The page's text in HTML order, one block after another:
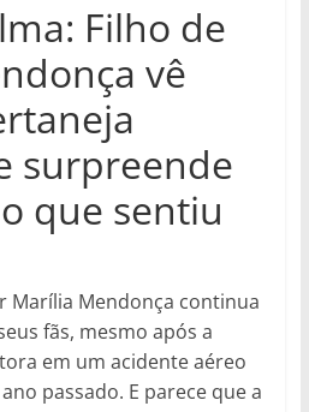
Filho de
vê
surpreende
que sentiu
Marília Mendonça continua
fãs, mesmo após a
em um acidente aéreo
passado. E parece que a